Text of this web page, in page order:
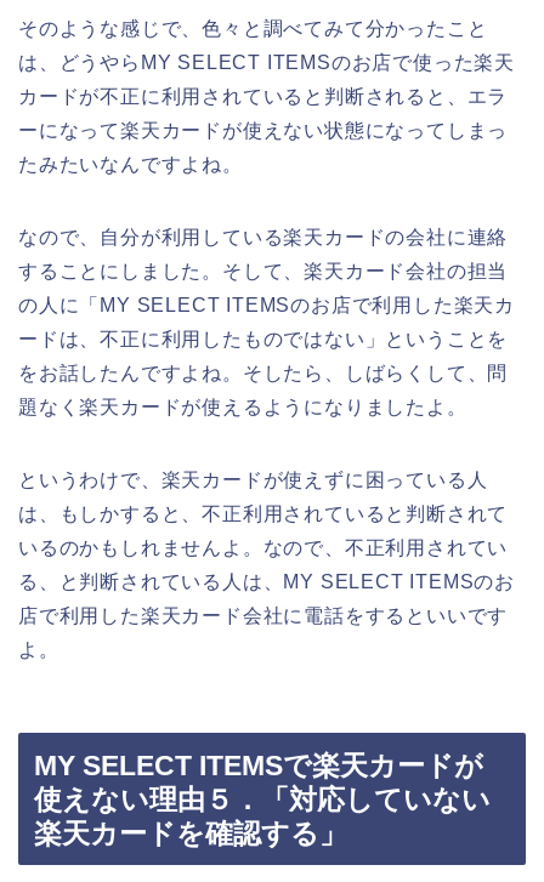
そのような感じで、色々と調べてみて分かったこと
は、どうやらMY SELECT ITEMSのお店で使った楽天
カードが不正に利用されていると判断されると、エラ
ーになって楽天カードが使えない状態になってしまっ
たみたいなんですよね。
なので、自分が利用している楽天カードの会社に連絡
することにしました。そして、楽天カード会社の担当
の人に「MY SELECT ITEMSのお店で利用した楽天カ
ードは、不正に利用したものではない」ということを
をお話したんですよね。そしたら、しばらくして、問
題なく楽天カードが使えるようになりましたよ。
というわけで、楽天カードが使えずに困っている人
は、もしかすると、不正利用されていると判断されて
いるのかもしれませんよ。なので、不正利用されてい
る、と判断されている人は、MY SELECT ITEMSのお
店で利用した楽天カード会社に電話をするといいです
よ。
MY SELECT ITEMSで楽天カードが
使えない理由５．「対応していない
楽天カードを確認する」